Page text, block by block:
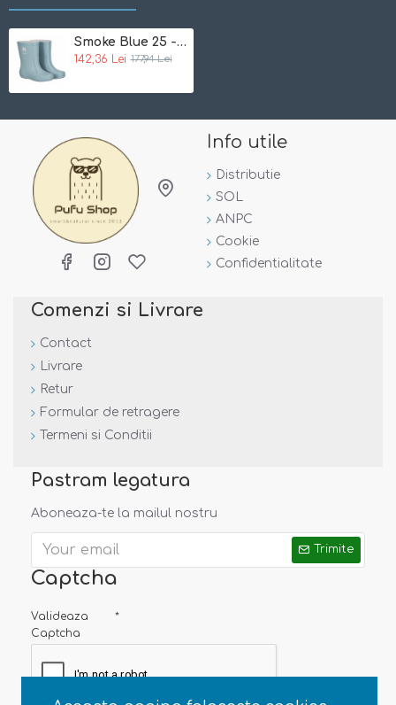
Smoke Blue 25 - Cizme de ploaie din cauciuc natural
142,36 Lei 177,94 Lei
Info utile
Distributie
SOL
ANPC
Cookie
Confidentialitate
Comenzi si Livrare
Contact
Livrare
Retur
Formular de retragere
Termeni si Conditii
Pastram legatura
Aboneaza-te la mailul nostru
Trimite
Captcha
Valideaza
Captcha